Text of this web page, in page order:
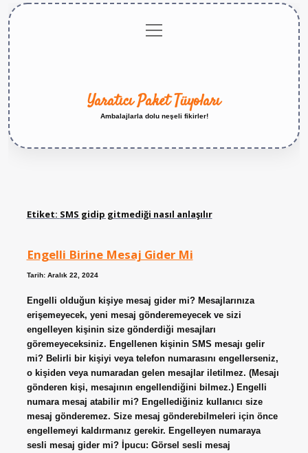
menüyü
aç
Yaratıcı Paket Tüyoları
Ambalajlarla dolu neşeli fikirler!
Etiket: SMS gidip gitmediği nasıl anlaşılır
Engelli Birine Mesaj Gider Mi
Tarih: Aralık 22, 2024
Engelli olduğun kişiye mesaj gider mi? Mesajlarınıza
erişemeyecek, yeni mesaj gönderemeyecek ve sizi
engelleyen kişinin size gönderdiği mesajları
göremeyeceksiniz. Engellenen kişinin SMS mesajı gelir
mi? Belirli bir kişiyi veya telefon numarasını engellerseniz,
o kişiden veya numaradan gelen mesajlar iletilmez. (Mesajı
gönderen kişi, mesajının engellendiğini bilmez.) Engelli
numara mesaj atabilir mi? Engellediğiniz kullanıcı size
mesaj gönderemez. Size mesaj gönderebilmeleri için önce
engellemeyi kaldırmanız gerekir. Engelleyen numaraya
sesli mesaj gider mi? İpucu: Görsel sesli mesaj